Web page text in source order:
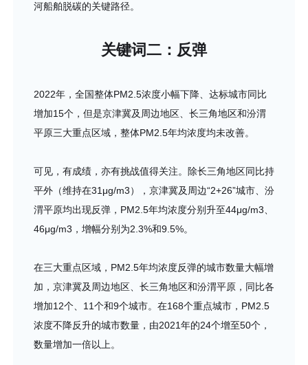
河船舶脱碳的关键路径。
关键词二：反弹
2022年，全国整体PM2.5浓度小幅下降、达标城市同比
增加15个，但是京津冀及周边地区、长三角地区和汾渭
平原三大重点区域，整体PM2.5年均浓度均未改善。
可见，有成绩，亦有挑战值得关注。除长三角地区同比持
平外（维持在31μg/m3），京津冀及周边“2+26”城市、汾
渭平原均出现反弹，PM2.5年均浓度分别升至44μg/m3、
46μg/m3，增幅分别为2.3%和9.5%。
在三大重点区域，PM2.5年均浓度反弹的城市数量大幅增
加，京津冀及周边地区、长三角地区和汾渭平原，同比各
增加12个、11个和9个城市。在168个重点城市，PM2.5
浓度不降反升的城市数量，由2021年的24个增至50个，
数量增加一倍以上。